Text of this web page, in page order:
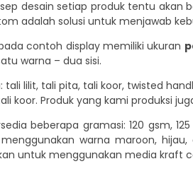
desain setiap produk tentu
adalah solusi untuk menjawab
contoh display memiliki ukuran
warna – dua sisi.
tali lilit, tali pita, tali koor, twisted
koor. Produk yang kami produksi
beberapa gramasi: 120 gsm,
warna maroon,
untuk menggunakan media kraft